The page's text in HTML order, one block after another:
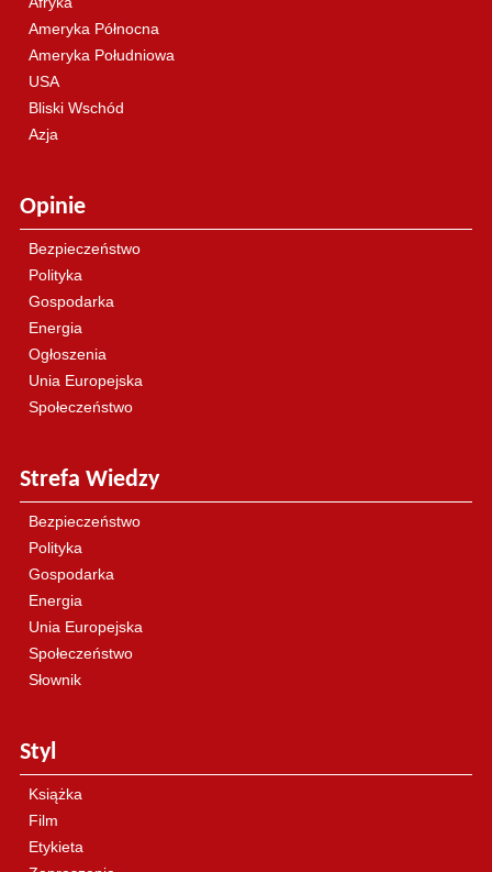
Ameryka Północna
Ameryka Południowa
USA
Bliski Wschód
Azja
Opinie
Bezpieczeństwo
Polityka
Gospodarka
Energia
Ogłoszenia
Unia Europejska
Społeczeństwo
Strefa Wiedzy
Bezpieczeństwo
Polityka
Gospodarka
Energia
Unia Europejska
Społeczeństwo
Słownik
Styl
Książka
Film
Etykieta